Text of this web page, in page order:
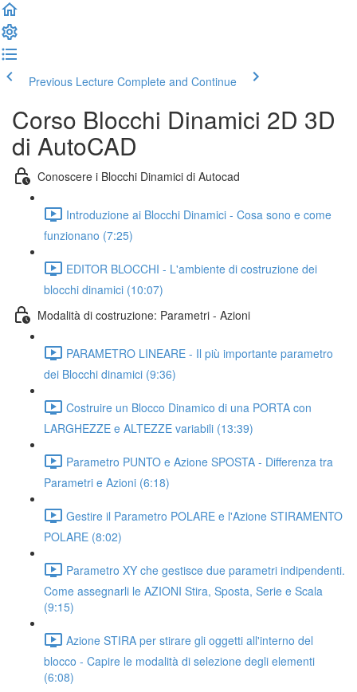
Previous Lecture Complete and Continue
Corso Blocchi Dinamici 2D 3D
di AutoCAD
Conoscere i Blocchi Dinamici di Autocad
Introduzione ai Blocchi Dinamici - Cosa sono e come
funzionano (7:25)
EDITOR BLOCCHI - L'ambiente di costruzione dei
blocchi dinamici (10:07)
Modalità di costruzione: Parametri - Azioni
PARAMETRO LINEARE - Il più importante parametro
dei Blocchi dinamici (9:36)
Costruire un Blocco Dinamico di una PORTA con
LARGHEZZE e ALTEZZE variabili (13:39)
Parametro PUNTO e Azione SPOSTA - Differenza tra
Parametri e Azioni (6:18)
Gestire il Parametro POLARE e l'Azione STIRAMENTO
POLARE (8:02)
Parametro XY che gestisce due parametri indipendenti.
Come assegnarli le AZIONI Stira, Sposta, Serie e Scala
(9:15)
Azione STIRA per stirare gli oggetti all'interno del
blocco - Capire le modalità di selezione degli elementi
(6:08)